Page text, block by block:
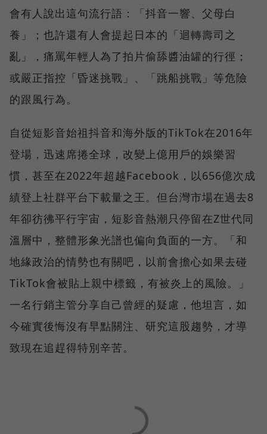
會有人說出這句流行語：「抖音一響、父母白
養」；也許還有人會提起日本的「迴轉壽司之
亂」，痛罵年輕人為了拍片偷舔醬油罐的行徑；
或嚴正指控「昏迷挑戰」、「跳船挑戰」等危險
的跟風行為。
自從短影音始祖抖音和海外版的TikTok在2016年
登場，迅速席捲全球，改變上億用戶的娛樂習
慣，甚至在2022年超越Facebook，以656億次成
績登上社群平台下載量之王。但台灣市場在過去8
年卻彷彿平行宇宙，短影音熱潮只停留在Z世代同
溫層中，整體形象光譜也偏向負面的一方。「和
地緣政治的情勢也有關吧，以前會擔心如果去碰
TikTok會被貼上親中標籤，有被炎上的風險。」
一名行銷主管分享自己曾經的疑慮，他坦言，如
今確實後悔沒有早點關注、研究這股趨勢，才導
致現在追趕得特別辛苦。